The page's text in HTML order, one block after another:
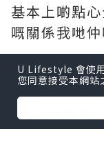
基本上啲點
嘅關係我哋
-大推黑糖蜂
越香
-芥末沙律醬
所以一定要嗌
U Lifestyle 會使
您同意接受本網站